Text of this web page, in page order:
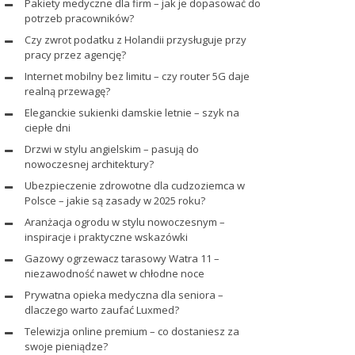
Pakiety medyczne dla firm – jak je dopasować do
potrzeb pracowników?
Czy zwrot podatku z Holandii przysługuje przy
pracy przez agencję?
Internet mobilny bez limitu – czy router 5G daje
realną przewagę?
Eleganckie sukienki damskie letnie – szyk na
ciepłe dni
Drzwi w stylu angielskim – pasują do
nowoczesnej architektury?
Ubezpieczenie zdrowotne dla cudzoziemca w
Polsce – jakie są zasady w 2025 roku?
Aranżacja ogrodu w stylu nowoczesnym –
inspiracje i praktyczne wskazówki
Gazowy ogrzewacz tarasowy Watra 11 –
niezawodność nawet w chłodne noce
Prywatna opieka medyczna dla seniora –
dlaczego warto zaufać Luxmed?
Telewizja online premium – co dostaniesz za
swoje pieniądze?